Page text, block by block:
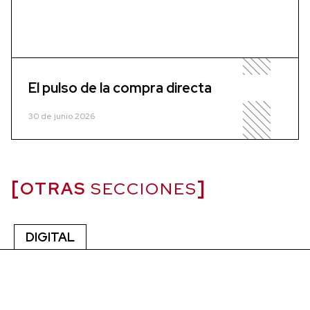
El pulso de la compra directa
30 de junio 2026
OTRAS SECCIONES
DIGITAL